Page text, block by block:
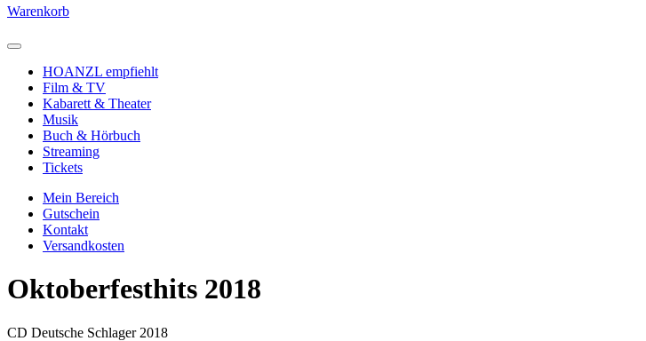
Warenkorb
HOANZL empfiehlt
Film & TV
Kabarett & Theater
Musik
Buch & Hörbuch
Streaming
Tickets
Mein Bereich
Gutschein
Kontakt
Versandkosten
Oktoberfesthits 2018
CD Deutsche Schlager 2018